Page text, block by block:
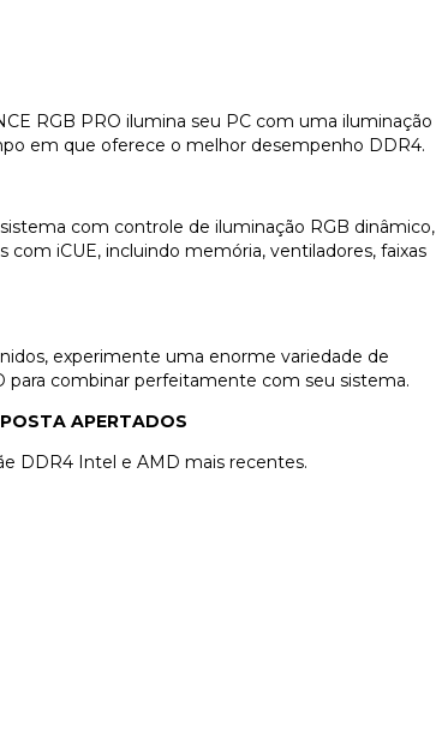
RGB PRO ilumina seu PC com uma iluminação
em que oferece o melhor desempenho DDR4.
com controle de iluminação RGB dinâmico,
iCUE, incluindo memória, ventiladores, faixas
experimente uma enorme variedade de
para combinar perfeitamente com seu sistema.
APERTADOS
DDR4 Intel e AMD mais recentes.